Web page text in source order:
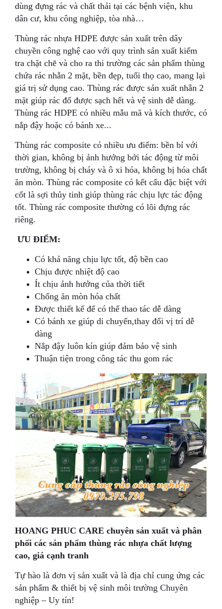
dùng đựng rác và chất thải tại các bệnh viện, khu
dân cư, khu công nghiệp, tòa nhà…
Thùng rác nhựa HDPE được sản xuất trên dây
chuyền công nghệ cao với quy trình sản xuất kiểm
tra chặt chẽ và cho ra thi trường các sản phẩm thùng
chứa rác nhẵn 2 mặt, bền đẹp, tuổi thọ cao, mang lại
giá trị sử dụng cao. Thùng rác được sản xuất nhẵn 2
mặt giúp rác đổ được sạch hết và vệ sinh dễ dàng.
Thùng rác HDPE có nhiều mẫu mã và kích thước, có
nắp đậy hoặc có bánh xe...
Thùng rác composite có nhiều ưu điểm: bền bỉ với
thời gian, không bị ảnh hưởng bởi tác động từ môi
trường, không bị cháy và ô xi hóa, không bị hóa chất
ăn mòn. Thùng rác composite có kết cấu đặc biệt với
cốt là sợi thủy tinh giúp thùng rác chịu lực tác động
tốt. Thùng rác composite thường có lõi đựng rác
riêng.
ƯU ĐIỂM:
Có khả năng chịu lực tốt, độ bền cao
Chịu được nhiệt độ cao
Ít chịu ảnh hưởng của thời tiết
Chống ăn mòn hóa chất
Được thiết kế để có thể thao tác dễ dàng
Có bánh xe giúp di chuyển,thay đổi vị trí dễ
dàng
Nắp đậy luôn kín giúp đảm bảo vệ sinh
Thuận tiện trong công tác thu gom rác
HOANG PHUC CARE chuyên sản xuất và phân
phối các sản phẩm thùng rác nhựa chất lượng
cao, giá cạnh tranh
Tự hào là đơn vị sản xuất và là địa chỉ cung ứng các
sản phẩm & thiết bị vệ sinh môi trường Chuyên
nghiệp – Uy tín!